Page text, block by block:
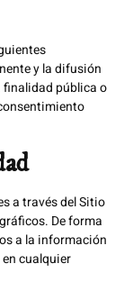
y la difusión
finalidad pública o
a través del Sitio
De forma
a la información
cualquier